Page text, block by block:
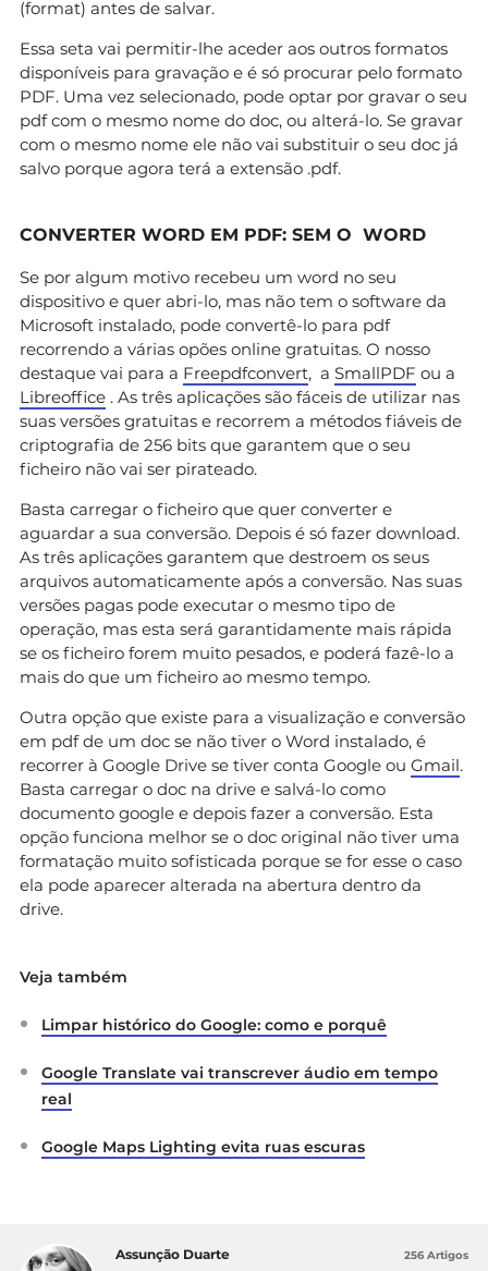
(format) antes de salvar.
Essa seta vai permitir-lhe aceder aos outros formatos
disponíveis para gravação e é só procurar pelo formato
PDF. Uma vez selecionado, pode optar por gravar o seu
pdf com o mesmo nome do doc, ou alterá-lo. Se gravar
com o mesmo nome ele não vai substituir o seu doc já
salvo porque agora terá a extensão .pdf.
CONVERTER WORD EM PDF: SEM O WORD
Se por algum motivo recebeu um word no seu
dispositivo e quer abri-lo, mas não tem o software da
Microsoft instalado, pode convertê-lo para pdf
recorrendo a várias opões online gratuitas. O nosso
destaque vai para a Freepdfconvert, a SmallPDF ou a
Libreoffice . As três aplicações são fáceis de utilizar nas
suas versões gratuitas e recorrem a métodos fiáveis de
criptografia de 256 bits que garantem que o seu
ficheiro não vai ser pirateado.
Basta carregar o ficheiro que quer converter e
aguardar a sua conversão. Depois é só fazer download.
As três aplicações garantem que destroem os seus
arquivos automaticamente após a conversão. Nas suas
versões pagas pode executar o mesmo tipo de
operação, mas esta será garantidamente mais rápida
se os ficheiro forem muito pesados, e poderá fazê-lo a
mais do que um ficheiro ao mesmo tempo.
Outra opção que existe para a visualização e conversão
em pdf de um doc se não tiver o Word instalado, é
recorrer à Google Drive se tiver conta Google ou Gmail.
Basta carregar o doc na drive e salvá-lo como
documento google e depois fazer a conversão. Esta
opção funciona melhor se o doc original não tiver uma
formatação muito sofisticada porque se for esse o caso
ela pode aparecer alterada na abertura dentro da
drive.
Veja também
Limpar histórico do Google: como e porquê
Google Translate vai transcrever áudio em tempo
real
Google Maps Lighting evita ruas escuras
Assunção Duarte 256 Artigos